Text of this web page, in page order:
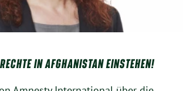
IN AFGHANISTAN EINSTEHEN!